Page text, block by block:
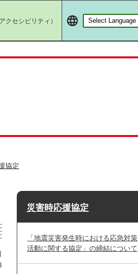
クセシビリティ）
協定
災害時応援協定
「地震災害発生時における応急対策
活動に関する協定」の締結について